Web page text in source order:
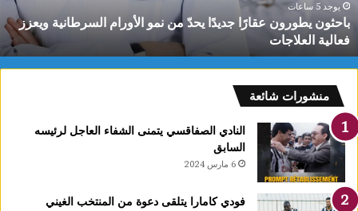
الأورام
السرطانية
ويعزز
فعالية
العلاجات
يوجد 5 ساعات
باحثون يطورون عقارًا جديدًا يحدّ من نمو الأورام السرطانية ويعزز
فعالية العلاجات
منشورات شائعة
النادي الصفاقسي يتمنى الشفاء العاجل لرئيسه
السابق
6 مارس 2024
فودي كامارا يتلقى دعوة من المنتخب الغيني